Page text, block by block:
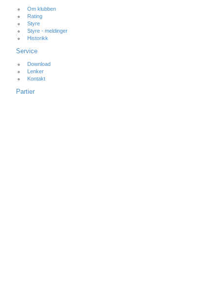
Om klubben
Rating
Styre
Styre - meldinger
Historikk
Service
Download
Lenker
Kontakt
Partier